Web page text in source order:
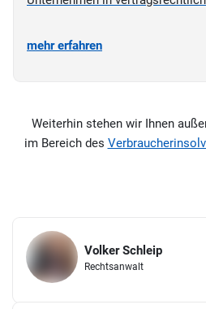
mehr erfahren
Weiterhin stehen wir Ihnen
im Bereich des
Volker Schleip
Rechtsanwalt